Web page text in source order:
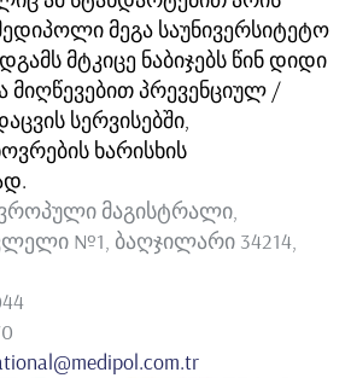
მეგა საუნივერსიტეტო
მტკიცე ნაბიჯებს წინ დიდი
მიღწევებით პრევენციულ /
სერვისებში,
ხარისხის
მაგისტრალი,
№1, ბაღჯილარი 34214,